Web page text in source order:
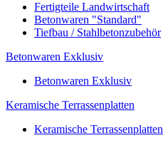
Fertigteile Landwirtschaft
Betonwaren "Standard"
Tiefbau / Stahlbetonzubehör
Betonwaren Exklusiv
Betonwaren Exklusiv
Keramische Terrassenplatten
Keramische Terrassenplatten